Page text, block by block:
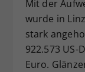
Mit der
wurde in
stark
922.573 US-
Euro.